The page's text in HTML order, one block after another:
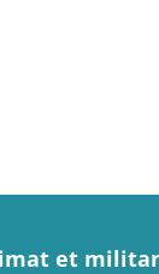
et